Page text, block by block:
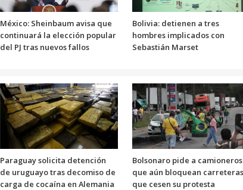
México: Sheinbaum avisa que
continuará la elección popular
del PJ tras nuevos fallos
Bolivia: detienen a tres
hombres implicados con
Sebastián Marset
Paraguay solicita detención
de uruguayo tras decomiso de
carga de cocaína en Alemania
Bolsonaro pide a camioneros
que aún bloquean carreteras
que cesen su protesta